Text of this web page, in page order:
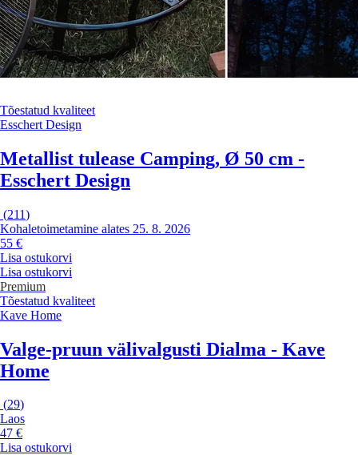
Tõestatud kvaliteet
Esschert Design
Metallist tulease Camping, Ø 50 cm -
Esschert Design
(211)
Kohaletoimetamine alates 25. 8. 2026
55 €
Lisa ostukorvi
Lisa ostukorvi
Premium
Tõestatud kvaliteet
Kave Home
Valge-pruun välivalgusti Dialma - Kave
Home
(29)
Laos
47 €
Lisa ostukorvi